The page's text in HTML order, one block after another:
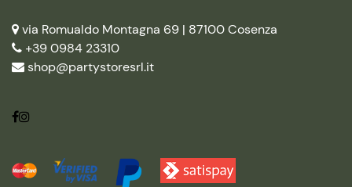
via Romualdo Montagna 69 | 87100 Cosenza
+39 0984 23310
shop@partystoresrl.it